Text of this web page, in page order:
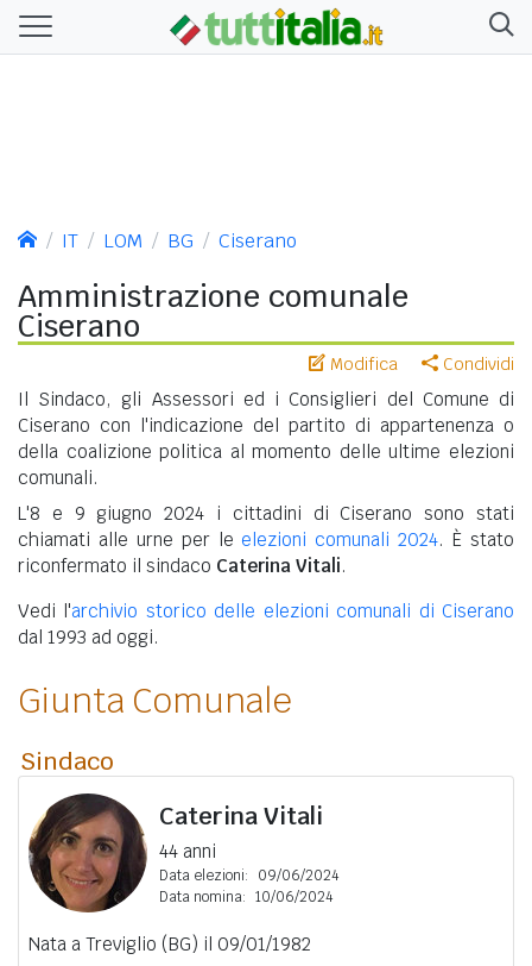
IT LOM BG Ciserano
Amministrazione comunale
Ciserano
Modifica Condividi
Il Sindaco, gli Assessori ed i Consiglieri del Comune di
Ciserano con l'indicazione del partito di appartenenza o
della coalizione politica al momento delle ultime elezioni
comunali.
L'8 e 9 giugno 2024 i cittadini di Ciserano sono stati
chiamati alle urne per le elezioni comunali 2024. È stato
riconfermato il sindaco Caterina Vitali.
Vedi l'archivio storico delle elezioni comunali di Ciserano
dal 1993 ad oggi.
Giunta Comunale
Sindaco
Caterina Vitali
44 anni
Data elezioni:
09/06/2024
Data nomina: 10/06/2024
Nata a Treviglio (BG) il 09/01/1982